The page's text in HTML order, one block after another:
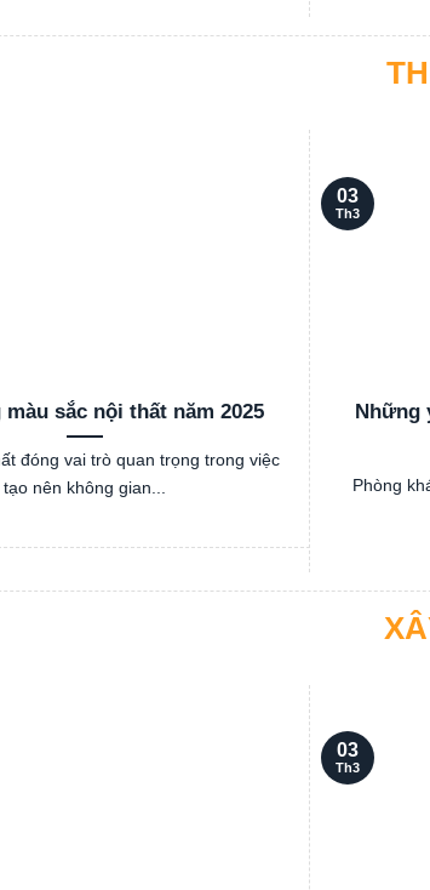
sắc nội thất năm 2025
đóng vai trò quan trọng trong việc
tạo nên không gian...
Những
Phòng
03
Th3
03
Th3